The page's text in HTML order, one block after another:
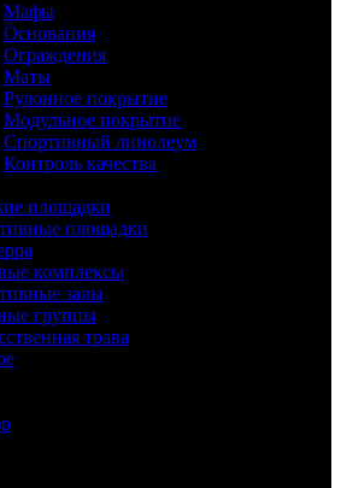
Мафы
Основания
Ограждения
Маты
Рулонное покрытие
Модульное покрытие
Спортивный линолеум
Контроль качества
площадки
площадки
комплексы
залы
группы
трава